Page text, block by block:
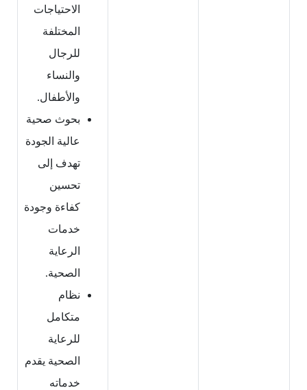
الاحتياجات
المختلفة
للرجال
والنساء
والأطفال.
بحوث صحية
عالية الجودة
تهدف إلى
تحسين
كفاءة وجودة
خدمات
الرعاية
الصحية.
نظام
متكامل
للرعاية
الصحية يقدم
خدماته